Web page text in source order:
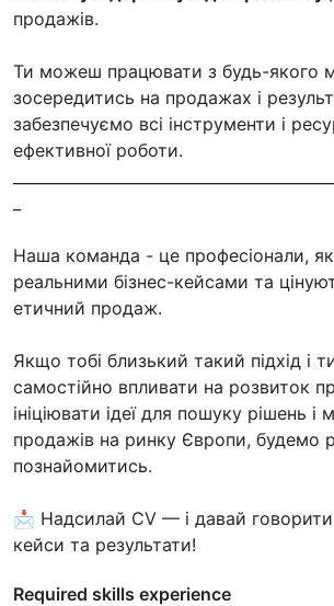
продажів.
Ти можеш працювати з будь-якого
зосередитись на продажах і
забезпечуємо всі інструменти і
ефективної роботи.
Наша команда - це професіонали,
реальними бізнес-кейсами та
етичний продаж.
Якщо тобі близький такий підхід і
самостійно впливати на розвиток
ініціювати ідеї для пошуку рішень і
продажів на ринку Європи, будемо
познайомитись.
📩 Надсилай CV — і давай говорити
кейси та результати!
Required skills experience